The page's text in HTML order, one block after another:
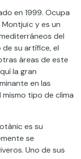
en 1999. Ocupa
y es un
del
su artífice, el
áreas de este
la gran
en las
tipo de clima
es su
se
Uno de sus